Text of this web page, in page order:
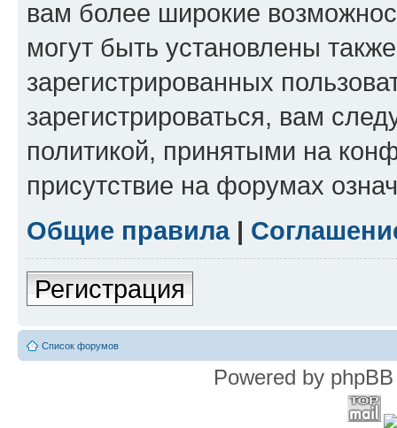
вам более широкие
могут быть установлены
зарегистрированных
зарегистрироваться, вам
политикой, принятыми на
присутствие на форумах
Общие правила|
Регистрация
Список форумов
Powered by